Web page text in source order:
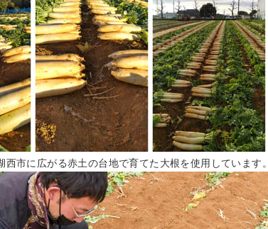
西市に広がる赤土の台地で育てた大根を使用しています。